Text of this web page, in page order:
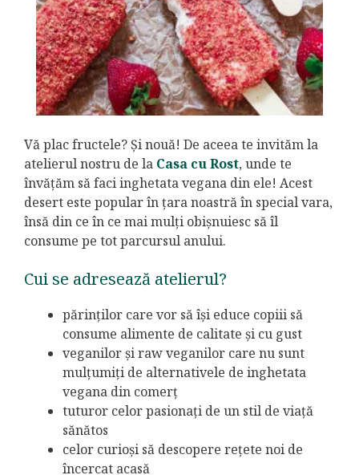
Vă plac fructele? Și nouă! De aceea te invităm la
atelierul nostru de la Casa cu Rost, unde te
învățăm să faci inghetata vegana din ele! Acest
desert este popular în țara noastră în special vara,
însă din ce în ce mai mulți obișnuiesc să îl
consume pe tot parcursul anului.
Cui se adresează atelierul?
părinților care vor să își educe copiii să
consume alimente de calitate și cu gust
veganilor și raw veganilor care nu sunt
mulțumiți de alternativele de inghetata
vegana din comerț
tuturor celor pasionați de un stil de viață
sănătos
celor curioși să descopere rețete noi de
încercat acasă